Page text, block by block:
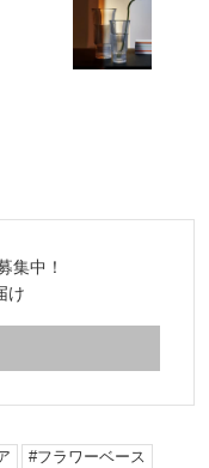
集中！
け
フラワーベース